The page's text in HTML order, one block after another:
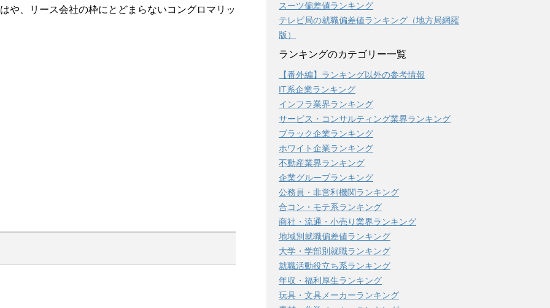
や、リース会社の枠にとどまらないコングロマリッ
スーツ偏差値ランキング
テレビ局の就職偏差値ランキング（地方局網羅
版）
ランキングのカテゴリー一覧
【番外編】ランキング以外の参考情報
IT系企業ランキング
インフラ業界ランキング
サービス・コンサルティング業界ランキング
ブラック企業ランキング
ホワイト企業ランキング
不動産業界ランキング
企業グループランキング
公務員・非営利機関ランキング
合コン・モテ系ランキング
商社・流通・小売り業界ランキング
地域別就職偏差値ランキング
大学・学部別就職ランキング
就職活動役立ち系ランキング
年収・福利厚生ランキング
玩具・文具メーカーランキング